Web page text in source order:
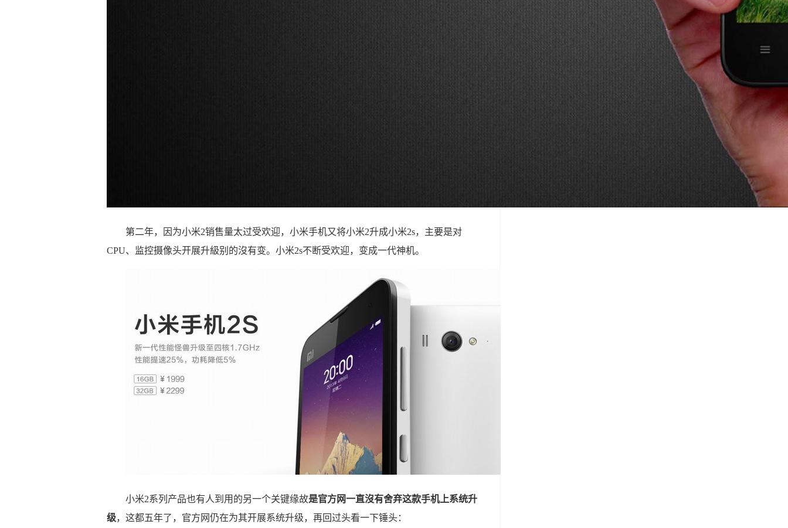
第二年，因为小米2销售量太过受欢迎，小米手机又将小米2升成小米2s，主要是对
CPU、监控摄像头开展升級别的沒有变。小米2s不断受欢迎，变成一代神机。
小米2系列产品也有人到用的另一个关键缘故是官方网一直沒有舍弃这款手机上系统升
级，这都五年了，官方网仍在为其开展系统升级，再回过头看一下锤头：